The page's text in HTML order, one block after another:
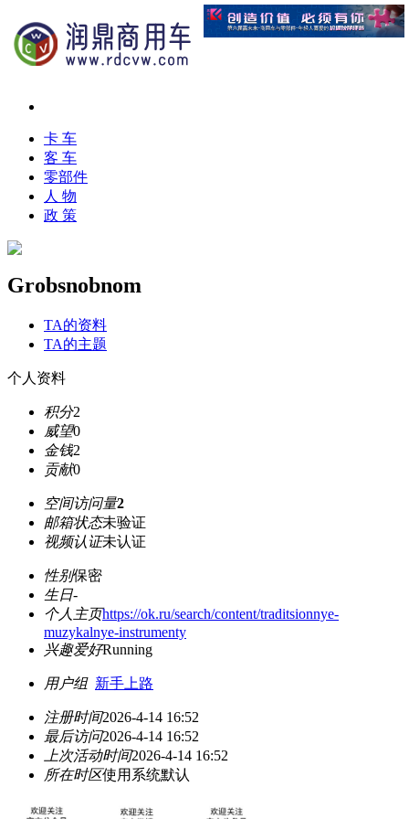
卡 车
客 车
零部件
人 物
政 策
Grobsnobnom
TA的资料
TA的主题
个人资料
积分2
威望0
金钱2
贡献0
空间访问量2
邮箱状态未验证
视频认证未认证
性别保密
生日-
个人主页https://ok.ru/search/content/traditsionnye-
muzykalnye-instrumenty
兴趣爱好Running
用户组 新手上路
注册时间2026-4-14 16:52
最后访问2026-4-14 16:52
上次活动时间2026-4-14 16:52
所在时区使用系统默认